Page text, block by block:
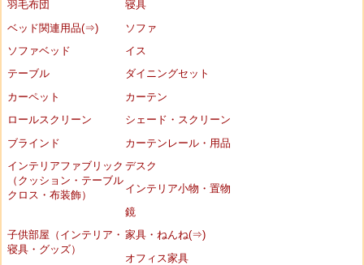
羽毛布団
寝具
ベッド関連用品(⇒)
ソファ
ソファベッド
イス
テーブル
ダイニングセット
カーペット
カーテン
ロールスクリーン
シェード・スクリーン
ブラインド
カーテンレール・用品
インテリアファブリック
（クッション・テーブル
クロス・布装飾）
デスク
インテリア小物・置物
鏡
子供部屋（インテリア・
寝具・グッズ）
家具・ねんね(⇒)
オフィス家具